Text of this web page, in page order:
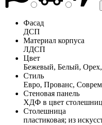
Фасад
ДСП
Материал корпуса
ЛДСП
Цвет
Бежевый, Белый,
Стиль
Евро, Прованс,
Стеновая панель
ХДФ в цвет
Столешница
пластиковая; из